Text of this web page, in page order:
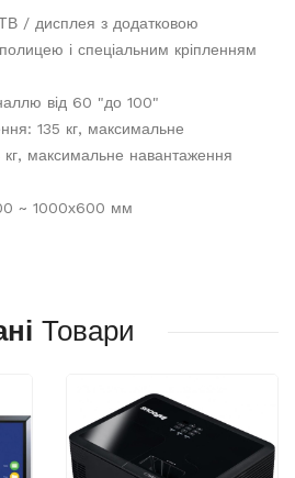
/ дисплея з додатковою
і спеціальним кріпленням
від 60 "до 100"
135 кг, максимальне
кг, максимальне навантаження
~ 1000х600 мм
Товари